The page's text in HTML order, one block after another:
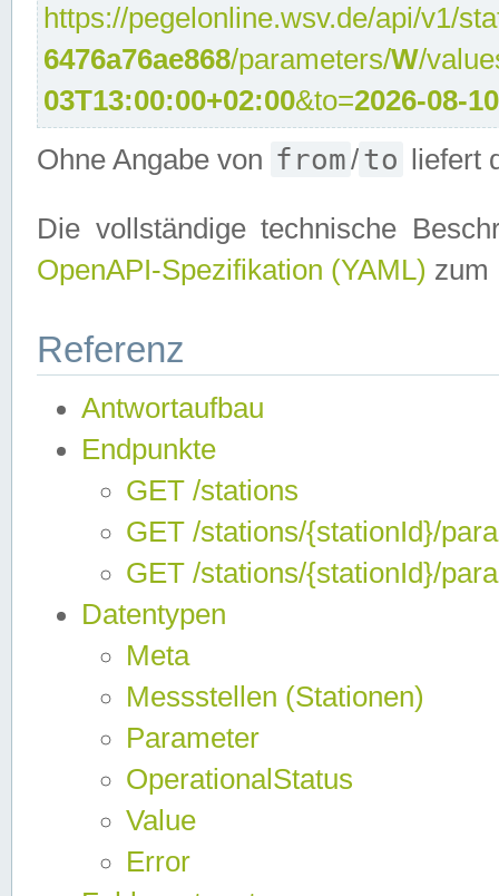
https://pegelonline.wsv.de/api/v1/
6476a76ae868/parameters/W/
03T13:00:00+02:00&to=2026-08-
Ohne Angabe von from/to liefert
Die vollständige technische
OpenAPI-Spezifikation (YAML) zum
Referenz
Antwortaufbau
Endpunkte
GET /stations
GET /stations/{stationId}/
GET /stations/{stationId}/
Datentypen
Meta
Messstellen (Stationen)
Parameter
OperationalStatus
Value
Error